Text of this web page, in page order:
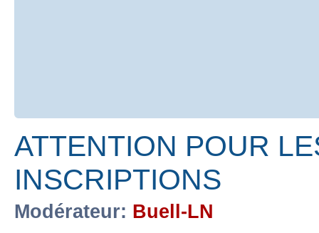
ATTENTION POUR
INSCRIPTIONS
Modérateur: Buell-LN